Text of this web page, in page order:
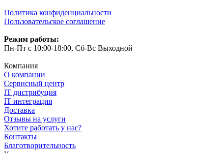
Политика конфиденциальности
Пользовательское соглашение
Режим работы:
Пн-Пт с 10:00-18:00, Сб-Вс Выходной
Компания
О компании
Сервисный центр
IT дистрибуция
IT интеграция
Доставка
Отзывы на услуги
Хотите работать у нас?
Контакты
Благотворительность